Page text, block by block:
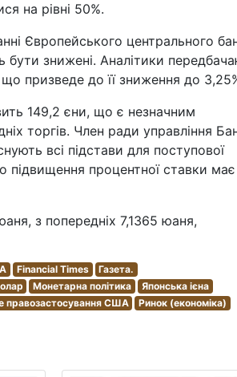
на рівні 50%.
Європейського центрального
знижені. Аналітики
призведе до її зниження до
149,2 єни, що є незначним
торгів. Член ради управління
всі підстави для поступової
підвищення процентної ставки має
з попередніх 7,1365 юаня,
Financial Times
Газета.
Монетарна політика
Японська ієна
правозастосування США
Ринок (економіка)